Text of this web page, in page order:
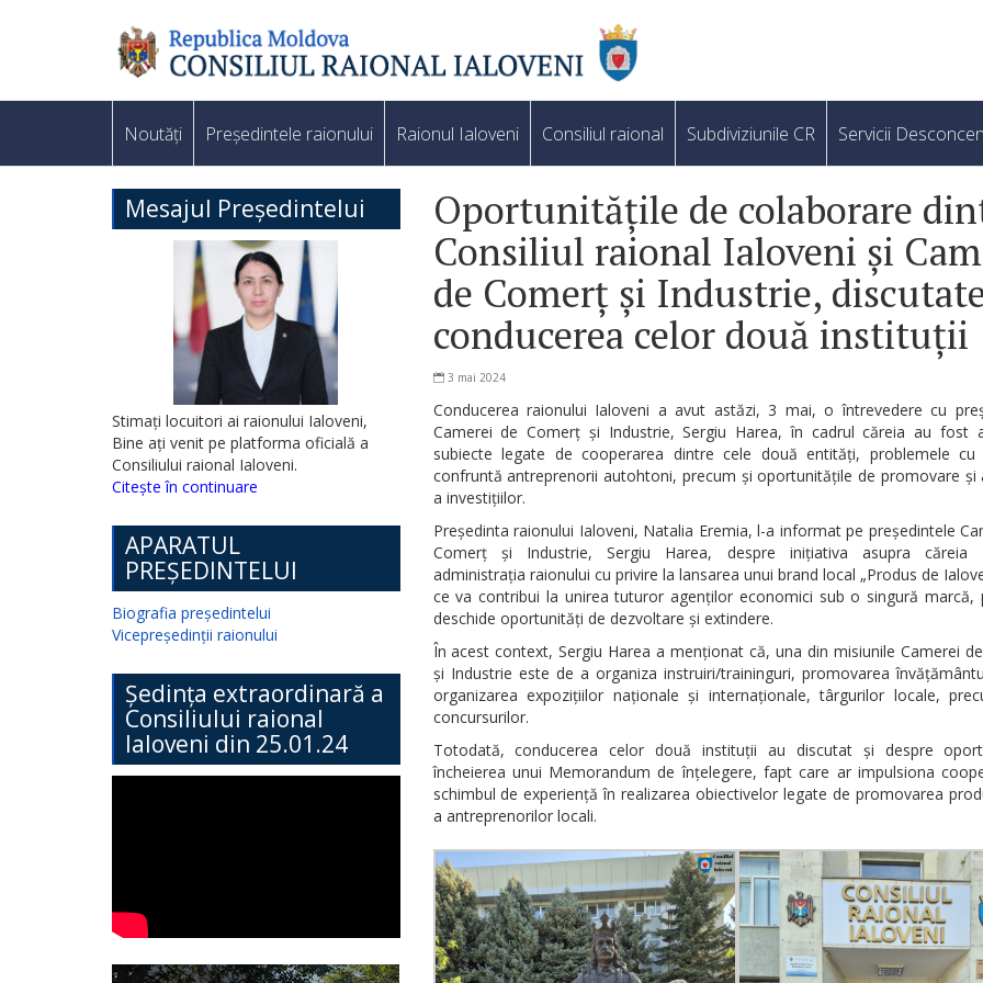
Noutăți Președintele raionului Raionul Ialoveni Consiliul raional Subdiviziunile CR Servicii
Mesajul Președintelui
Stimați locuitori ai raionului Ialoveni,
Bine ați venit pe platforma oficială a
Consiliului raional Ialoveni.
Citește în continuare
APARATUL
PREȘEDINTELUI
Biografia președintelui
Vicepreședinții raionului
Ședința extraordinară a
Consiliului raional
Ialoveni din 25.01.24
Oportunitățile de colaborare
Consiliul raional Ialoveni și
de Comerț și Industrie,
conducerea celor două instituții
3 mai 2024
Conducerea raionului Ialoveni a avut astăzi, 3 mai, o întrevedere cu
Camerei de Comerț și Industrie, Sergiu Harea, în cadrul căreia au fost
subiecte legate de cooperarea dintre cele două entități, problemele
confruntă antreprenorii autohtoni, precum și oportunitățile de promovare și
a investițiilor.
Președinta raionului Ialoveni, Natalia Eremia, l-a informat pe președintele
Comerț și Industrie, Sergiu Harea, despre inițiativa asupra căreia
administrația raionului cu privire la lansarea unui brand local „Produs de
ce va contribui la unirea tuturor agenților economici sub o singură marcă,
deschide oportunități de dezvoltare și extindere.
În acest context, Sergiu Harea a menționat că, una din misiunile Camerei
și Industrie este de a organiza instruiri/traininguri, promovarea
organizarea expozițiilor naționale și internaționale, târgurilor locale,
concursurilor.
Totodată, conducerea celor două instituții au discutat și despre
încheierea unui Memorandum de înțelegere, fapt care ar impulsiona
schimbul de experiență în realizarea obiectivelor legate de promovarea
a antreprenorilor locali.